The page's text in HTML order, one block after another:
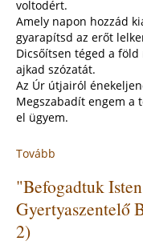
voltodért.
Amely napon hozzád
gyarapítsd az erőt
Dicsőítsen téged a
ajkad szózatát.
Az Úr útjairól
Megszabadít engem a
el ügyem.
Tovább
félj!
Ezentúl
emberhalász
"Befogadtuk
Gyertyaszentelő
2)